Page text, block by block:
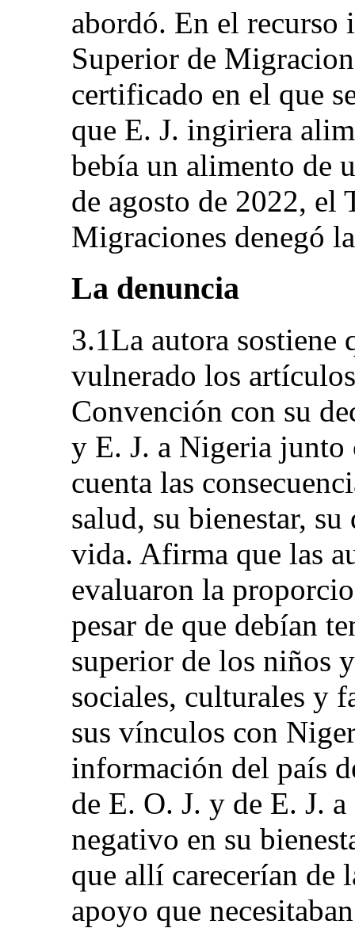
abordó. En el recurso
Superior de
certificado en el que
que E. J. ingiriera
bebía un alimento de
de agosto de 2022, el
Migraciones denegó
La denuncia
3.1La autora sostiene
vulnerado los
Convención con su
y E. J. a Nigeria junto
cuenta las
salud, su bienestar,
vida. Afirma que las
evaluaron la
pesar de que debían
superior de los niños
sociales, culturales y
sus vínculos con
información del país
de E. O. J. y de E. J.
negativo en su
que allí carecerían de
apoyo que